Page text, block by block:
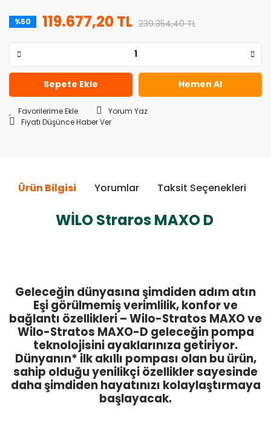
%50 119.677,20 TL 239.354,40 TL
Sepete Ekle Hemen Al
Yorum Yaz
Fiyatı Düşünce Haber Ver
Ürün Bilgisi Yorumlar Taksit Seçenekleri
WİLO Straros MAXO D
Geleceğin dünyasına şimdiden adım atın
Eşi görülmemiş verimlilik, konfor ve
bağlantı özellikleri – Wilo-Stratos MAXO ve
Wilo-Stratos MAXO-D geleceğin pompa
teknolojisini ayaklarınıza getiriyor.
Dünyanın* ilk akıllı pompası olan bu ürün,
sahip olduğu yenilikçi özellikler sayesinde
daha şimdiden hayatınızı kolaylaştırmaya
başlayacak.